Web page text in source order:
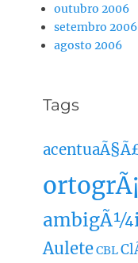
outubro 2006
setembro 2006
agosto 2006
Tags
AuleteCBL